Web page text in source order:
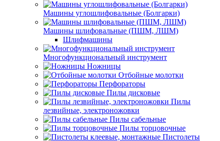
Машины углошлифовальные (Болгарки)
Машины шлифовальные (ПШМ, ЛШМ)
Шлифмашины
Многофункциональный инструмент
Ножницы
Отбойные молотки
Перфораторы
Пилы дисковые
Пилы
лезвийные, электроножовки
Пилы сабельные
Пилы торцовочные
Пистолеты